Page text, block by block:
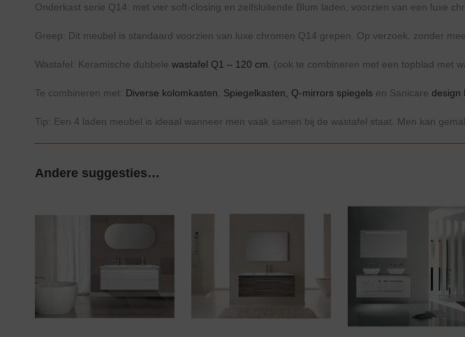
Onderkast serie Q14: met vier soft-closing en zelfsluitende Blum laden, voorzien van een luxe
Greep: Dit meubel is standaard voorzien van luxe chromen Q14 grepen. Op verzoek, zonder
Wastafel: Keramische dubbele wastafel Q1 – 120 cm. (ook te combineren met een topblad met
Te combineren met: Diverse kolomkasten Spiegelkasten, Q-mirrors spiegels en Sanicare design
Tip: Een 4 laden meubel is ideaal wanneer men vaak samen bij de wastafel staat. Men kan
Andere suggesties…